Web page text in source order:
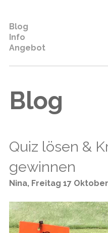
Blog
Info
Angebot
Blog
Quiz lösen &
gewinnen
Nina, Freitag 17